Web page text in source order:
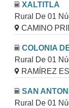
XALTITLA
Rural De 01
CAMINO
COLONIA
Rural De 01
RAMÍREZ
SAN
Rural De 01